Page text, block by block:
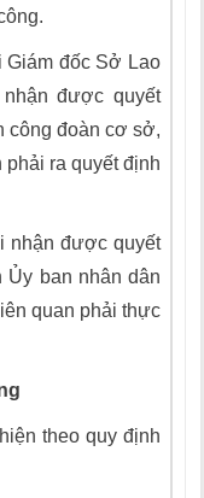
Giám đốc Sở Lao
được quyết
công đoàn cơ sở,
phải ra quyết định
nhận được quyết
Ủy ban nhân dân
quan phải thực
theo quy định